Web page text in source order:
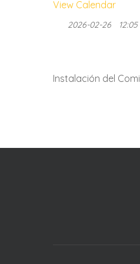
View Calendar
2026-02-26
Instalación del